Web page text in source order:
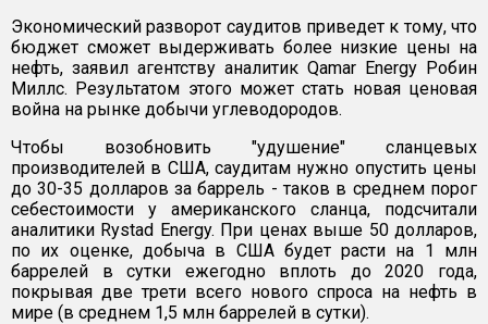
Экономический разворот саудитов приведет к тому, что
бюджет сможет выдерживать более низкие цены на
нефть, заявил агентству аналитик Qamar Energy Робин
Миллс. Результатом этого может стать новая ценовая
война на рынке добычи углеводородов.
Чтобы возобновить "удушение" сланцевых
производителей в США, саудитам нужно опустить цены
до 30-35 долларов за баррель - таков в среднем порог
себестоимости у американского сланца, подсчитали
аналитики Rystad Energy. При ценах выше 50 долларов,
по их оценке, добыча в США будет расти на 1 млн
баррелей в сутки ежегодно вплоть до 2020 года,
покрывая две трети всего нового спроса на нефть в
мире (в среднем 1,5 млн баррелей в сутки).